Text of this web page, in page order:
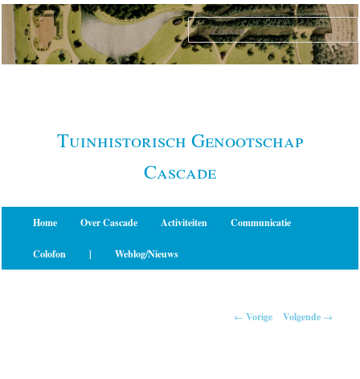
Spring
naar
primaire
Tuinhistorisch Genootschap
Cascade
Home Over Cascade Activiteiten Communicatie
Colofon | Weblog/Nieuws
← Vorige Volgende →